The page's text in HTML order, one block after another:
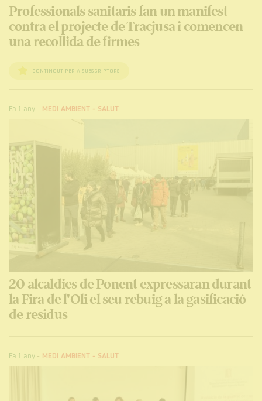
Professionals sanitaris fan un manifest
contra el projecte de Tracjusa i comencen
una recollida de firmes
CONTINGUT PER A SUBSCRIPTORS
Fa 1 any- MEDI AMBIENT - SALUT
20 alcaldies de Ponent expressaran durant
la Fira de l'Oli el seu rebuig a la gasificació
de residus
Fa 1 any- MEDI AMBIENT - SALUT